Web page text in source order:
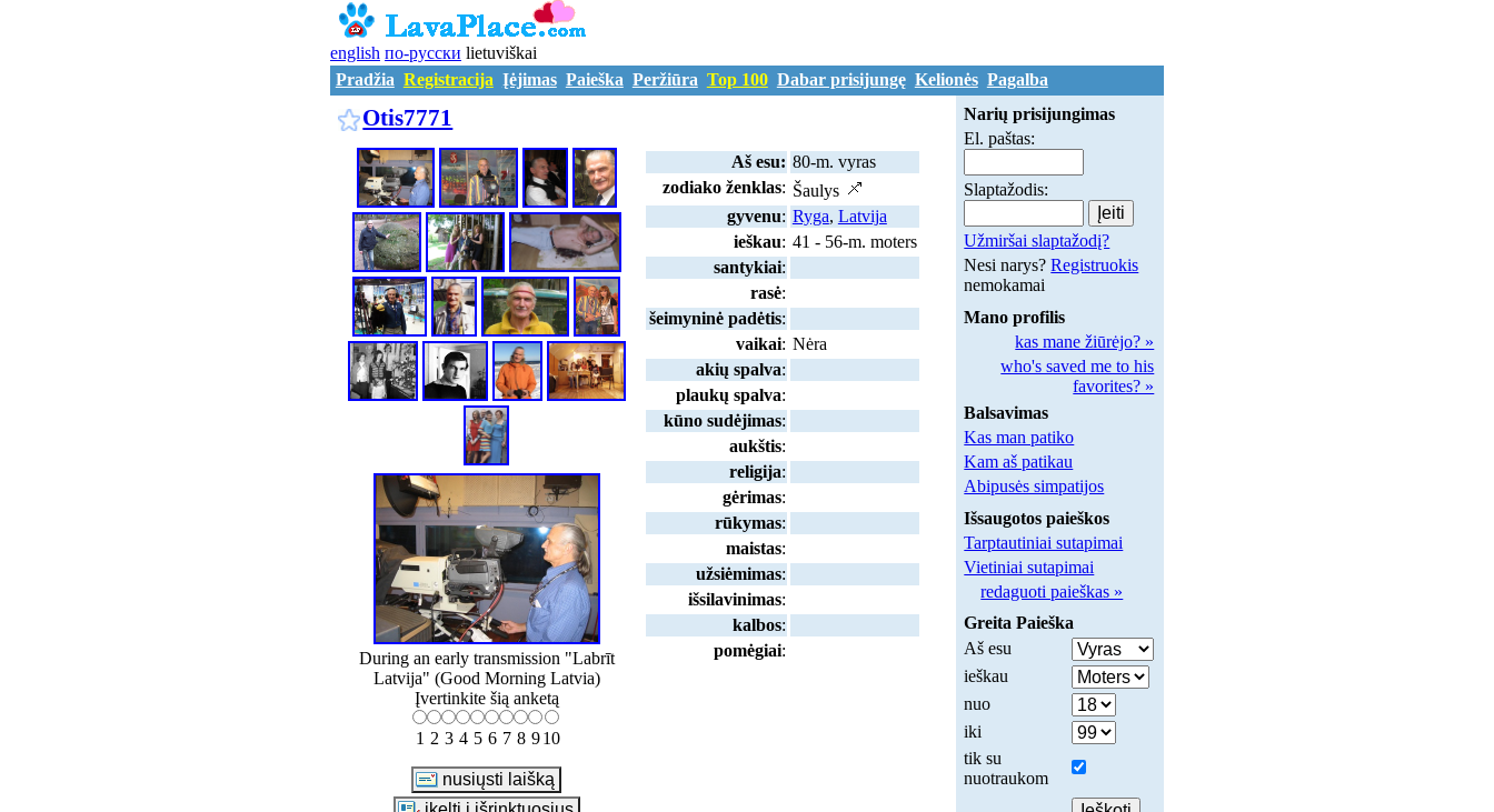
english по-русски lietuviškai
Pradžia Registracija Įėjimas Paieška Peržiūra Top 100 Dabar prisijungę Kelionės Pagalba
Otis7771
During an early transmission "Labrīt
Latvija" (Good Morning Latvia)
Įvertinkite šią anketą
1 2 3 4 5 6 7 8 910
Aš esu: 80-m. vyras
zodiako ženklas: Šaulys
gyvenu: Ryga, Latvija
ieškau: 41 - 56-m. moters
santykiai:
rasė:
šeimyninė padėtis:
vaikai: Nėra
akių spalva:
plaukų spalva:
kūno sudėjimas:
aukštis:
religija:
gėrimas:
rūkymas:
maistas:
užsiėmimas:
išsilavinimas:
kalbos:
pomėgiai:
Narių prisijungimas
El. paštas:
Slaptažodis:
Užmiršai slaptažodį?
Nesi narys?Registruokis
nemokamai
Mano profilis
kas mane žiūrėjo? »
who's saved me to his
favorites? »
Balsavimas
Kas man patiko
Kam aš patikau
Abipusės simpatijos
Išsaugotos paieškos
Tarptautiniai sutapimai
Vietiniai sutapimai
redaguoti paieškas »
Greita Paieška
Aš esu
ieškau
nuo
iki
tik su
nuotraukom